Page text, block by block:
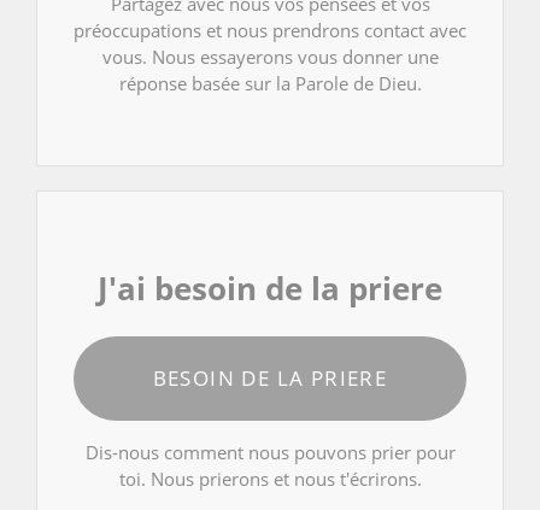
préoccupations et nous prendrons contact avec
vous. Nous essayerons vous donner une
réponse basée sur la Parole de Dieu.
J'ai besoin de la priere
BESOIN DE LA PRIERE
Dis-nous comment nous pouvons prier pour
toi. Nous prierons et nous t'écrirons.